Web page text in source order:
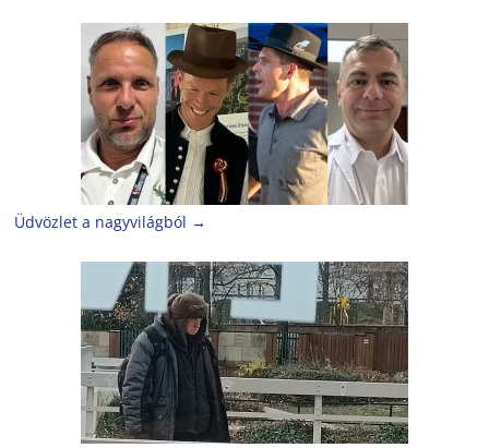
Üdvözlet a nagyvilágból →